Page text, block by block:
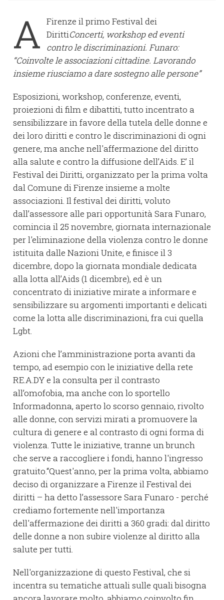
A Firenze il primo Festival dei
DirittiConcerti, workshop ed eventi
contro le discriminazioni. Funaro:
“Coinvolte le associazioni cittadine. Lavorando
insieme riusciamo a dare sostegno alle persone”
Esposizioni, workshop, conferenze, eventi,
proiezioni di film e dibattiti, tutto incentrato a
sensibilizzare in favore della tutela delle donne e
dei loro diritti e contro le discriminazioni di ogni
genere, ma anche nell'affermazione del diritto
alla salute e contro la diffusione dell’Aids. E’ il
Festival dei Diritti, organizzato per la prima volta
dal Comune di Firenze insieme a molte
associazioni. Il festival dei diritti, voluto
dall’assessore alle pari opportunità Sara Funaro,
comincia il 25 novembre, giornata internazionale
per l'eliminazione della violenza contro le donne
istituita dalle Nazioni Unite, e finisce il 3
dicembre, dopo la giornata mondiale dedicata
alla lotta all’Aids (1 dicembre), ed è un
concentrato di iniziative mirate a informare e
sensibilizzare su argomenti importanti e delicati
come la lotta alle discriminazioni, fra cui quella
Lgbt.
Azioni che l’amministrazione porta avanti da
tempo, ad esempio con le iniziative della rete
RE.A.DY e la consulta per il contrasto
all’omofobia, ma anche con lo sportello
Informadonna, aperto lo scorso gennaio, rivolto
alle donne, con servizi mirati a promuovere la
cultura di genere e al contrasto di ogni forma di
violenza. Tutte le iniziative, tranne un brunch
che serve a raccogliere i fondi, hanno l'ingresso
gratuito.“Quest'anno, per la prima volta, abbiamo
deciso di organizzare a Firenze il Festival dei
diritti – ha detto l’assessore Sara Funaro - perché
crediamo fortemente nell'importanza
dell'affermazione dei diritti a 360 gradi: dal diritto
delle donne a non subire violenze al diritto alla
salute per tutti.
Nell'organizzazione di questo Festival, che si
incentra su tematiche attuali sulle quali bisogna